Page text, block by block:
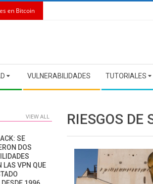
en Bitcoin
VULNERABILIDADES TUTORIALES
RIESGOS DE
VIEW ALL
SE
DOS
LAS VPN QUE